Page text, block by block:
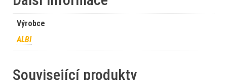
Výrobce
ALBI
Související produkty